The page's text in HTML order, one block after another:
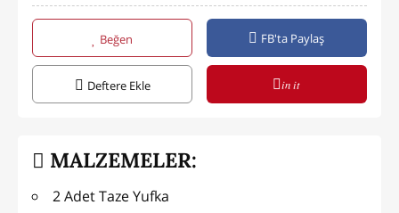
Beğen FB'ta Paylaş
Deftere Ekle in it
MALZEMELER:
2 Adet Taze Yufka